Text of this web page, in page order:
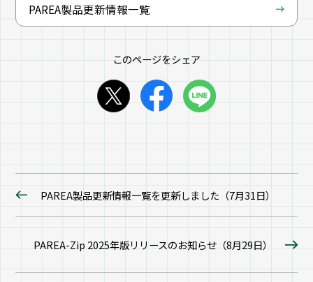
PAREA製品更新情報一覧
このページをシェア
PAREA製品更新情報一覧を更新しました（7月31日）
PAREA-Zip 2025年版リリースのお知らせ（8月29日）